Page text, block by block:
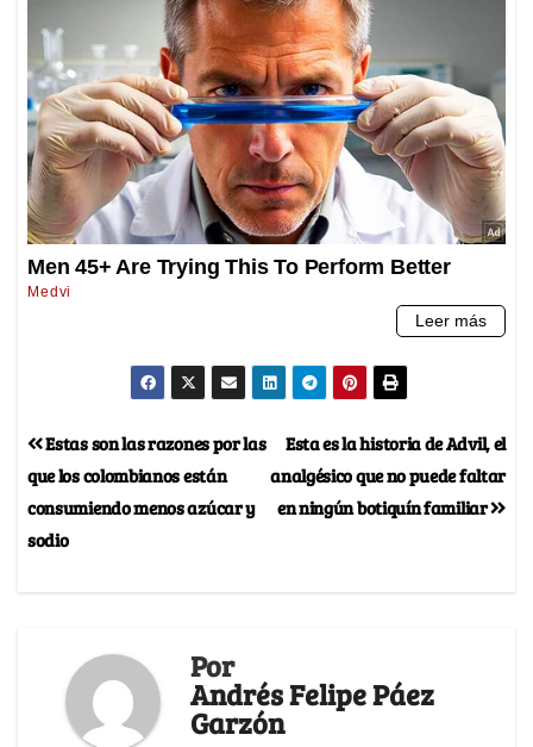
Esta es la historia de Advil, el
analgésico que no puede faltar
en ningún botiquín familiar
Estas son las razones por las
que los colombianos están
consumiendo menos azúcar y
sodio
Por
Andrés Felipe Páez
Garzón